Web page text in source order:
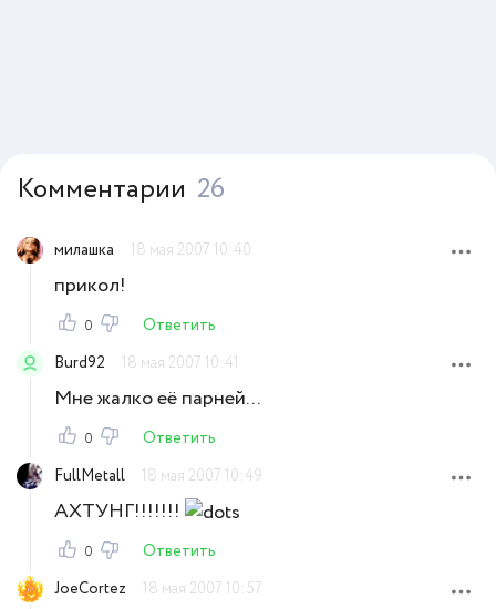
Комментарии 26
милашка 18 мая 2007 10:40
прикол!
0
Ответить
Burd92
18 мая 2007 10:41
Мне жалко её парней...
0
Ответить
FullMetall
18 мая 2007 10:49
АХТУНГ!!!!!!!
0
Ответить
JoeCortez
18 мая 2007 10:57